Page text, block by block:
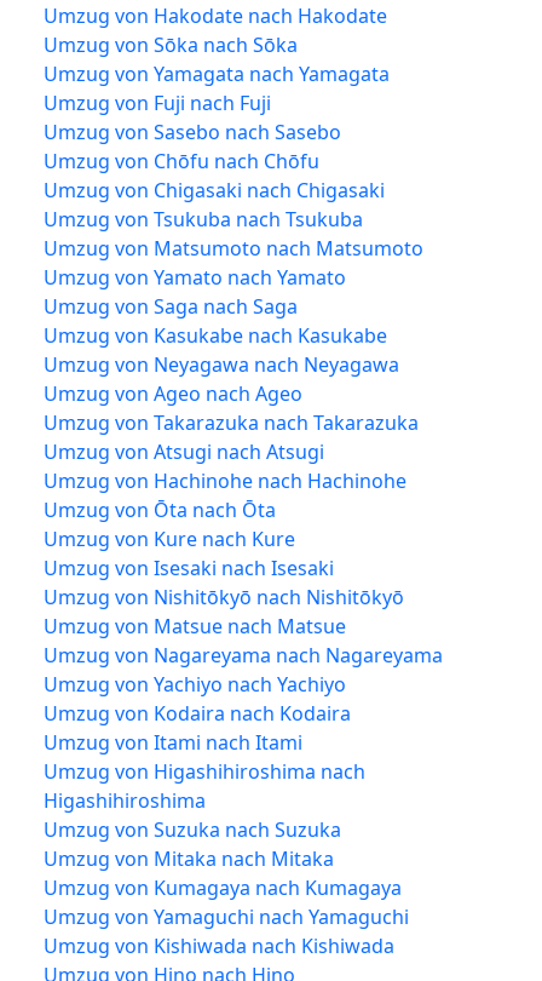
Umzug von Hakodate nach Hakodate
Umzug von Sōka nach Sōka
Umzug von Yamagata nach Yamagata
Umzug von Fuji nach Fuji
Umzug von Sasebo nach Sasebo
Umzug von Chōfu nach Chōfu
Umzug von Chigasaki nach Chigasaki
Umzug von Tsukuba nach Tsukuba
Umzug von Matsumoto nach Matsumoto
Umzug von Yamato nach Yamato
Umzug von Saga nach Saga
Umzug von Kasukabe nach Kasukabe
Umzug von Neyagawa nach Neyagawa
Umzug von Ageo nach Ageo
Umzug von Takarazuka nach Takarazuka
Umzug von Atsugi nach Atsugi
Umzug von Hachinohe nach Hachinohe
Umzug von Ōta nach Ōta
Umzug von Kure nach Kure
Umzug von Isesaki nach Isesaki
Umzug von Nishitōkyō nach Nishitōkyō
Umzug von Matsue nach Matsue
Umzug von Nagareyama nach Nagareyama
Umzug von Yachiyo nach Yachiyo
Umzug von Kodaira nach Kodaira
Umzug von Itami nach Itami
Umzug von Higashihiroshima nach
Higashihiroshima
Umzug von Suzuka nach Suzuka
Umzug von Mitaka nach Mitaka
Umzug von Kumagaya nach Kumagaya
Umzug von Yamaguchi nach Yamaguchi
Umzug von Kishiwada nach Kishiwada
Umzug von Hino nach Hino